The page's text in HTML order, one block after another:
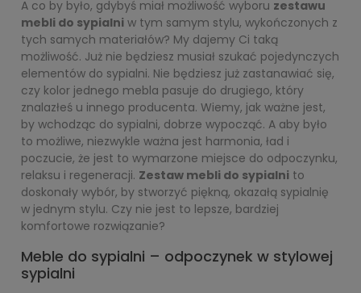
A co by było, gdybyś miał możliwość wyboru zestawu
mebli do sypialni w tym samym stylu, wykończonych z
tych samych materiałów? My dajemy Ci taką
możliwość. Już nie będziesz musiał szukać pojedynczych
elementów do sypialni. Nie będziesz już zastanawiać się,
czy kolor jednego mebla pasuje do drugiego, który
znalazłeś u innego producenta. Wiemy, jak ważne jest,
by wchodząc do sypialni, dobrze wypocząć. A aby było
to możliwe, niezwykle ważna jest harmonia, ład i
poczucie, że jest to wymarzone miejsce do odpoczynku,
relaksu i regeneracji. Zestaw mebli do sypialni to
doskonały wybór, by stworzyć piękną, okazałą sypialnię
w jednym stylu. Czy nie jest to lepsze, bardziej
komfortowe rozwiązanie?
Meble do sypialni – odpoczynek w stylowej
sypialni